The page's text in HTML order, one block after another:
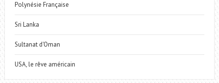
Polynésie Française
Sri Lanka
Sultanat d'Oman
USA, le rêve américain